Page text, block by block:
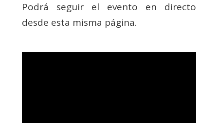
Podrá seguir el evento en directo
desde esta misma página.